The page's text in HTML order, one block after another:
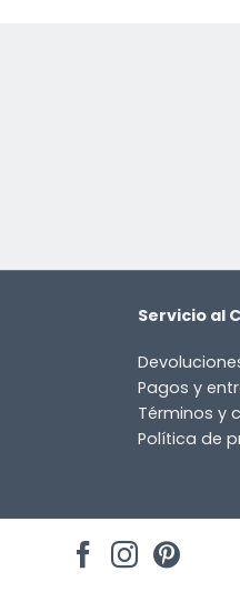
Servicio al
Pagos y
Términos y
Política de